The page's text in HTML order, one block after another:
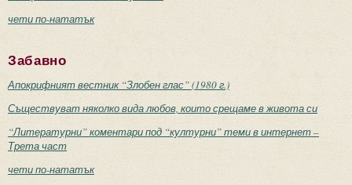
чети по-нататък
Забавно
Апокрифният вестник “Злобен глас” (1980 г.)
Съществуват няколко вида любов, които срещаме в живота си
“Литературни” коментари под “културни” теми в интернет –
Трета част
чети по-нататък